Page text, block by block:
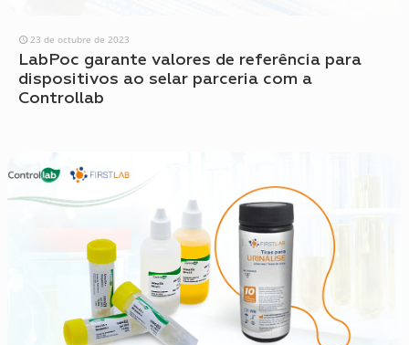
23 de octubre de 2023
LabPoc garante valores de referência para
dispositivos ao selar parceria com a
Controllab